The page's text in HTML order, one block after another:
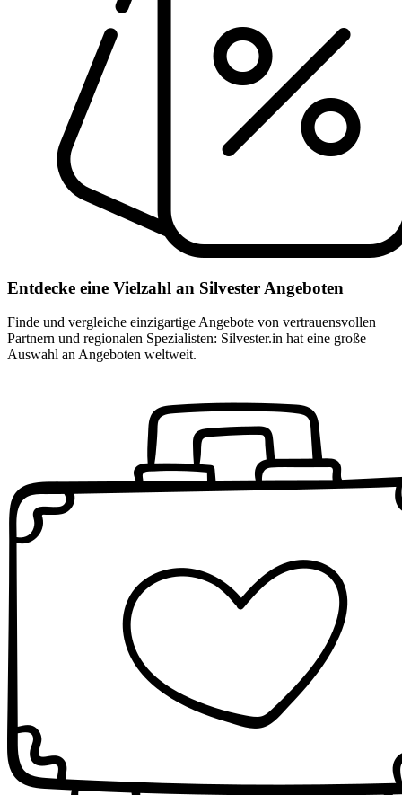
Entdecke eine Vielzahl an Silvester Angeboten
Finde und vergleiche einzigartige Angebote von vertrauensvollen
Partnern und regionalen Spezialisten: Silvester.in hat eine große
Auswahl an Angeboten weltweit.